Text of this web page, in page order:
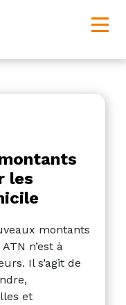
les
montants
n’est à
Il s’agit de
et